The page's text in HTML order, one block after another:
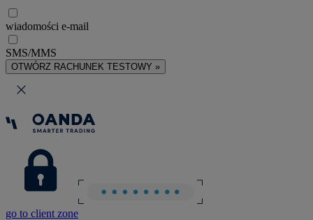
wiadomości e-mail
SMS/MMS
OTWÓRZ RACHUNEK TESTOWY »
go to client zone